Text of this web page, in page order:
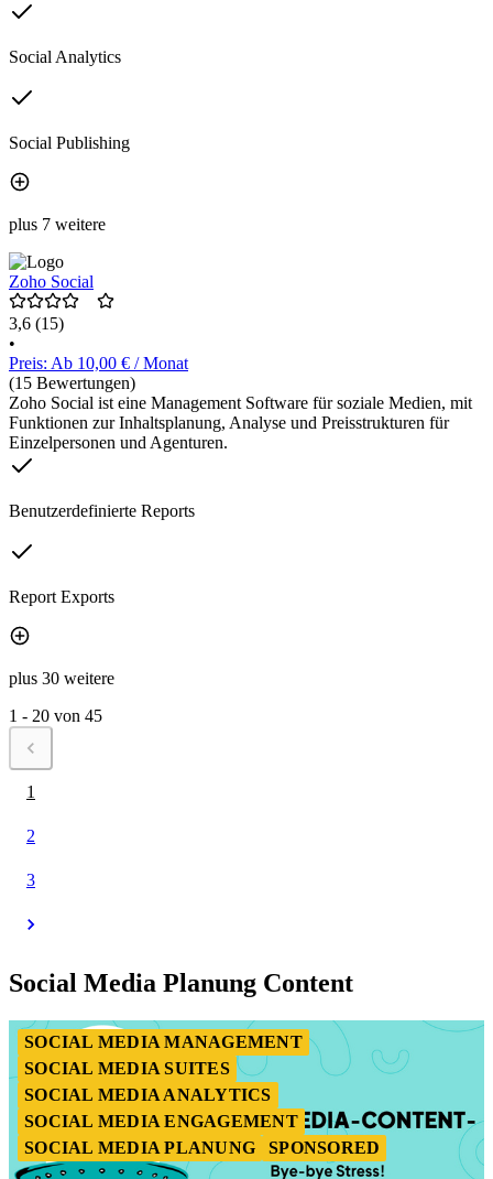
Social Analytics
Social Publishing
plus 7 weitere
Zoho Social
3,6 (15)
•
Preis: Ab 10,00 € / Monat
(15 Bewertungen)
Zoho Social ist eine Management Software für soziale Medien, mit
Funktionen zur Inhaltsplanung, Analyse und Preisstrukturen für
Einzelpersonen und Agenturen.
Benutzerdefinierte Reports
Report Exports
plus 30 weitere
1 - 20 von 45
1
2
3
Social Media Planung Content
SOCIAL MEDIA MANAGEMENT
SOCIAL MEDIA SUITES
SOCIAL MEDIA ANALYTICS
SOCIAL MEDIA ENGAGEMENT
SOCIAL MEDIA PLANUNG
SPONSORED